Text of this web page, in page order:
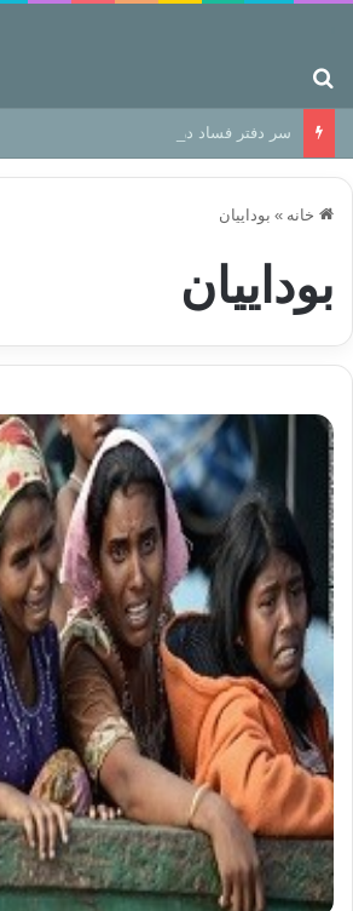
سر دفتر فساد در زمین‌، دوری وکناره‌گیری
خانه » بوداییان
بوداییان